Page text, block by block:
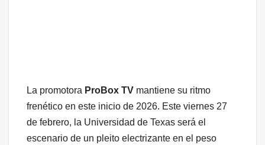
La promotora ProBox TV mantiene su ritmo
frenético en este inicio de 2026. Este viernes 27
de febrero, la Universidad de Texas será el
escenario de un pleito electrizante en el peso